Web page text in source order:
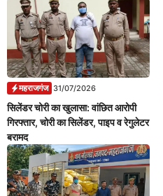
महराजगंज 31/07/2026
सिलेंडर चोरी का खुलासा: वांछित आरोपी
गिरफ्तार, चोरी का सिलेंडर, पाइप व रेगुलेटर
बरामद